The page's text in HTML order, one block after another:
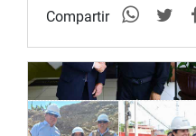
Compartir